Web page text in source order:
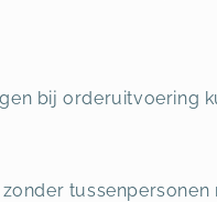
bij orderuitvoering
tussenpersonen